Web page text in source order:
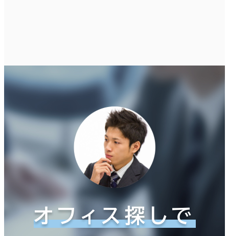
オフィス探しで